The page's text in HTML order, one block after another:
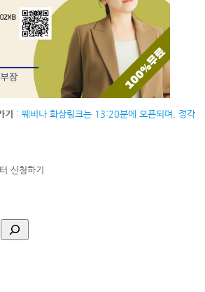
기 : 웨비나 화상링크는 13:20분에 오픈되며, 정각
신청하기